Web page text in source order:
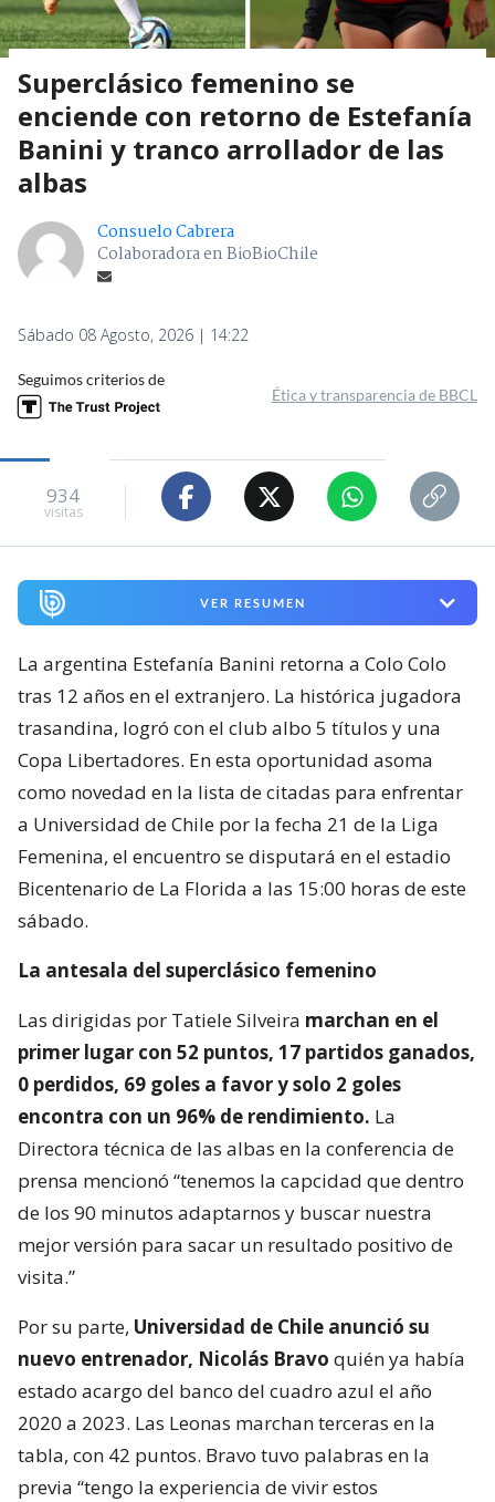
Superclásico femenino se
enciende con retorno de Estefanía
Banini y tranco arrollador de las
albas
Consuelo Cabrera
Colaboradora en BioBioChile
Sábado 08 Agosto, 2026 | 14:22
Seguimos criterios de
Ética y transparencia de BBCL
934
visitas
VER RESUMEN
La argentina Estefanía Banini retorna a Colo Colo
tras 12 años en el extranjero. La histórica jugadora
trasandina, logró con el club albo 5 títulos y una
Copa Libertadores. En esta oportunidad asoma
como novedad en la lista de citadas para enfrentar
a Universidad de Chile por la fecha 21 de la Liga
Femenina, el encuentro se disputará en el estadio
Bicentenario de La Florida a las 15:00 horas de este
sábado.
La antesala del superclásico femenino
Las dirigidas por Tatiele Silveira marchan en el
primer lugar con 52 puntos, 17 partidos ganados,
0 perdidos, 69 goles a favor y solo 2 goles
encontra con un 96% de rendimiento. La
Directora técnica de las albas en la conferencia de
prensa mencionó “tenemos la capcidad que dentro
de los 90 minutos adaptarnos y buscar nuestra
mejor versión para sacar un resultado positivo de
visita.”
Por su parte, Universidad de Chile anunció su
nuevo entrenador, Nicolás Bravo quién ya había
estado acargo del banco del cuadro azul el año
2020 a 2023. Las Leonas marchan terceras en la
tabla, con 42 puntos. Bravo tuvo palabras en la
previa “tengo la experiencia de vivir estos